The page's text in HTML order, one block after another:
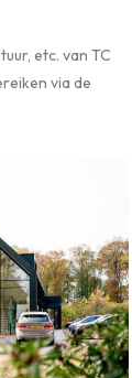
etc. van TC
via de